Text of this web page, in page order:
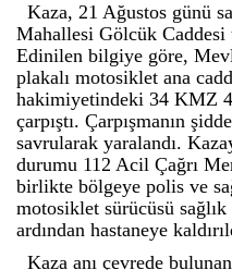
Kaza, 21 Ağustos günü
Mahallesi Gölcük Caddesi
Edinilen bilgiye göre,
plakalı motosiklet ana
hakimiyetindeki 34 KMZ
çarpıştı. Çarpışmanın
savrularak yaralandı.
durumu 112 Acil Çağrı
birlikte bölgeye polis ve
motosiklet sürücüsü
ardından hastaneye
Kaza anı çevrede